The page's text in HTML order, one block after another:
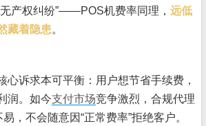
产权纠纷”——POS机费率同理， 远低
藏着隐患。
心诉求本可平衡：用户想节省手续费，
润。如今支付市场竞争激烈，合规代理
，不会随意因“正常费率”拒绝客户。